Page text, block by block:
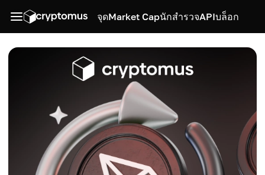
จุดMarket CapนักสำรวจAPIบล็อก